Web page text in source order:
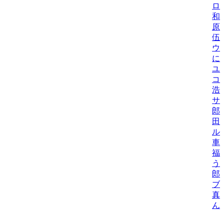
ロ
和
原
伍/
ウ
に
ユ
コ
浩
サ
郎
田
ル
車/
福
う
郎
ブ
真
ん